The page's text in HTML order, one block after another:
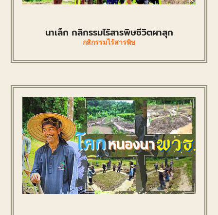
นาเล็ก กสิกรรมไร้สารพิษชีวิตผาสุก
กสิกรรมไร้สารพิษ